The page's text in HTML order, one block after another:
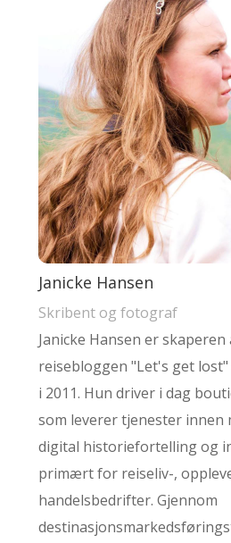
Janicke Hansen
Skribent og fotograf
Janicke Hansen er
reisebloggen "Let's get
i 2011. Hun driver i dag
som leverer tjenester innen
digital historiefortelling og
primært for reiseliv-,
handelsbedrifter. Gjennom